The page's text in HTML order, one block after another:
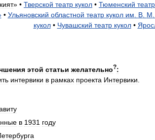
» • Тверской театр кукол • Тюменский театр
• Ульяновский областной театр кукол им В. М
кукол• Чувашский театр кукол•
этой статьи желательно?:
интервики в рамках проекта Интервики
в 1931 году